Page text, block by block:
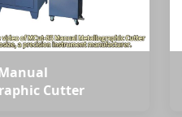
Cutter